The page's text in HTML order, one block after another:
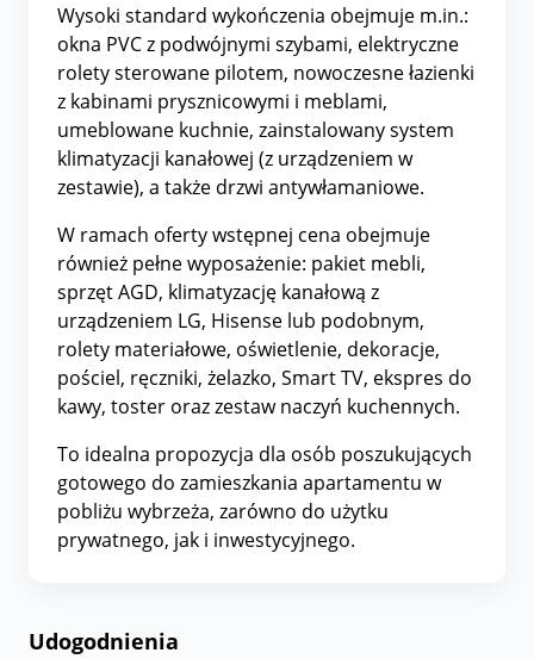
Wysoki standard wykończenia obejmuje m.in.:
okna PVC z podwójnymi szybami, elektryczne
rolety sterowane pilotem, nowoczesne łazienki
z kabinami prysznicowymi i meblami,
umeblowane kuchnie, zainstalowany system
klimatyzacji kanałowej (z urządzeniem w
zestawie), a także drzwi antywłamaniowe.
W ramach oferty wstępnej cena obejmuje
również pełne wyposażenie: pakiet mebli,
sprzęt AGD, klimatyzację kanałową z
urządzeniem LG, Hisense lub podobnym,
rolety materiałowe, oświetlenie, dekoracje,
pościel, ręczniki, żelazko, Smart TV, ekspres do
kawy, toster oraz zestaw naczyń kuchennych.
To idealna propozycja dla osób poszukujących
gotowego do zamieszkania apartamentu w
pobliżu wybrzeża, zarówno do użytku
prywatnego, jak i inwestycyjnego.
Udogodnienia